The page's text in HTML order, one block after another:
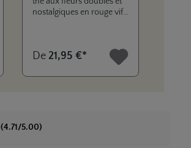
nostalgiques en rouge vif,
d’une excellente
résistance aux maladies.
De 21,95 €*
(4.71/5.00)